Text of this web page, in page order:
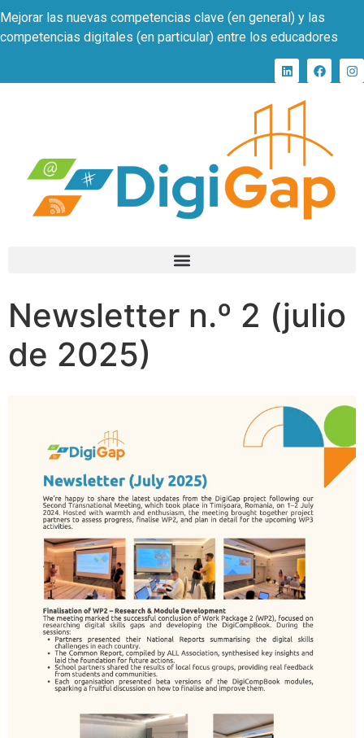
Mejorar las nuevas competencias clave (en general) y las
competencias digitales (en particular) entre los educadores
Newsletter n.º 2 (julio
de 2025)